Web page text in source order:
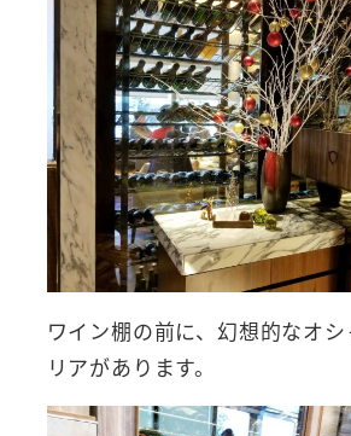
ワイン棚の前に、幻想的なオ
リアがあります。